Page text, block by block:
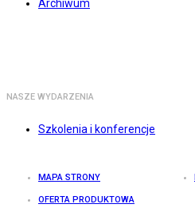
Archiwum
NASZE WYDARZENIA
Szkolenia i konferencje
MAPA STRONY
OFERTA PRODUKTOWA